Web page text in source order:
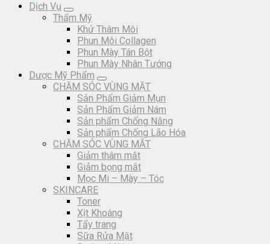
Dịch Vụ
Thẩm Mỹ
Khử Thâm Môi
Phun Môi Collagen
Phun Mày Tán Bột
Phun Mày Nhân Tướng
Dược Mỹ Phẩm
CHĂM SÓC VÙNG MẶT
Sản Phẩm Giảm Mụn
Sản Phẩm Giảm Nám
Sản phẩm Chống Nắng
Sản phẩm Chống Lão Hóa
CHĂM SÓC VÙNG MẮT
Giảm thâm mắt
Giảm bọng mắt
Mọc Mi – Mày – Tóc
SKINCARE
Toner
Xịt Khoáng
Tẩy trang
Sữa Rửa Mặt